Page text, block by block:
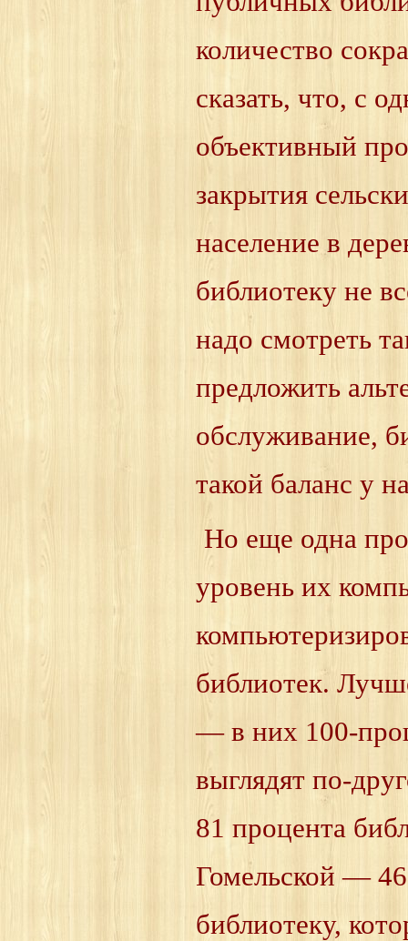
количество
сказать, что, с
объективный
закрытия
население в
библиотеку не
надо смотреть
предложить
обслуживание,
такой баланс у
Но еще одна
уровень их
библиотек.
— в них 100-
выглядят по-
81 процента
Гомельской —
библиотеку,